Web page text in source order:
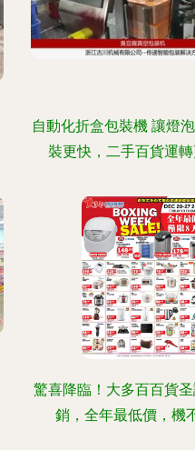
自動化折盒包裝機 讓燈
裝更快，二手百貨運
驚喜降臨！大多百百貨
銷，全年最低價，機